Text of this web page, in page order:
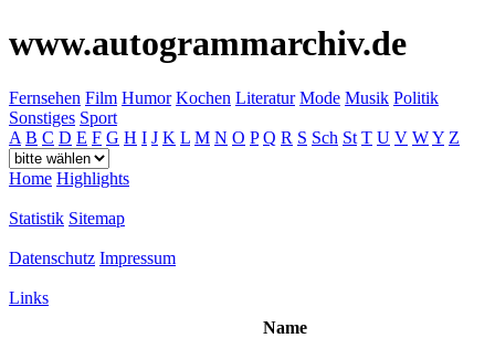
www.autogrammarchiv.de
Fernsehen Film Humor Kochen Literatur Mode Musik Politik
Sonstiges Sport
A B C D E F G H I J K L M N O P Q R S Sch St T U V WY Z
Home Highlights
Statistik Sitemap
Datenschutz Impressum
Links
Name